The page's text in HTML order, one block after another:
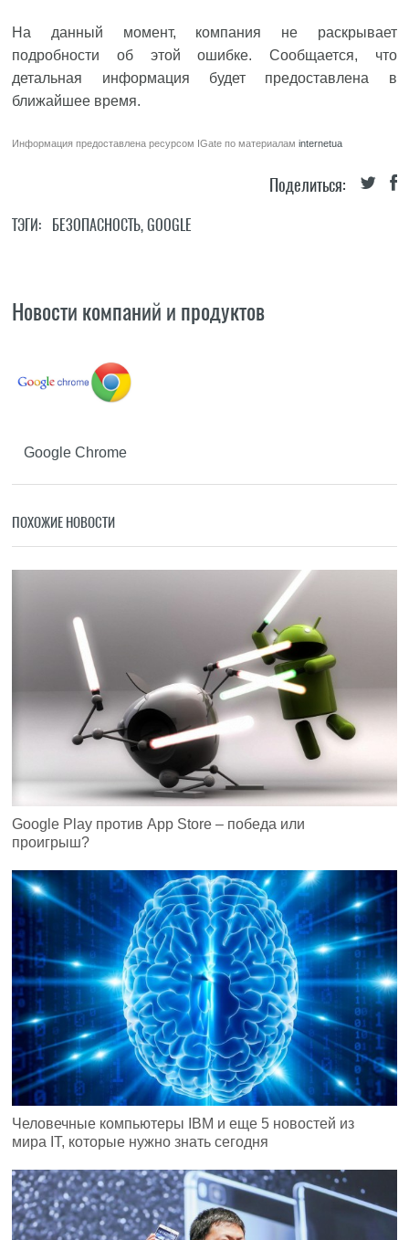
На данный момент, компания не раскрывает
подробности об этой ошибке. Сообщается, что
детальная информация будет предоставлена в
ближайшее время.
Информация предоставлена ресурсом IGate по материаламinternetua
Поделиться:
ТЭГИ: БЕЗОПАСНОСТЬ,GOOGLE
Новости компаний и продуктов
Google Chrome
ПОХОЖИЕ НОВОСТИ
Google Play против App Store – победа или
проигрыш?
Человечные компьютеры IBM и еще 5 новостей из
мира IT, которые нужно знать сегодня